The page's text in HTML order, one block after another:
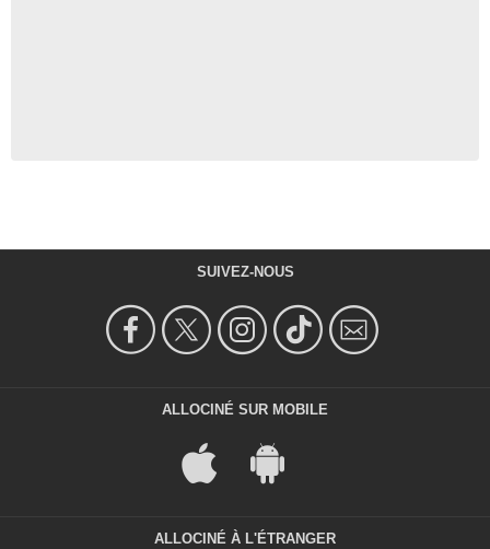
SUIVEZ-NOUS
ALLOCINÉ SUR MOBILE
ALLOCINÉ À L'ÉTRANGER